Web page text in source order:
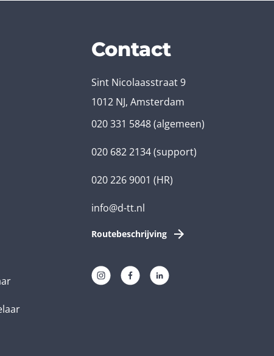
Contact
Sint Nicolaasstraat 9
1012 NJ, Amsterdam
020 331 5848(algemeen)
020 682 2134(support)
020 226 9001 (HR)
info@d-tt.nl
Routebeschrijving